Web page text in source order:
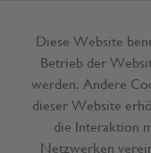
Menü
Diese Website
Betrieb der
werden. Andere
dieser Website
die Interaktion
Netzwerken